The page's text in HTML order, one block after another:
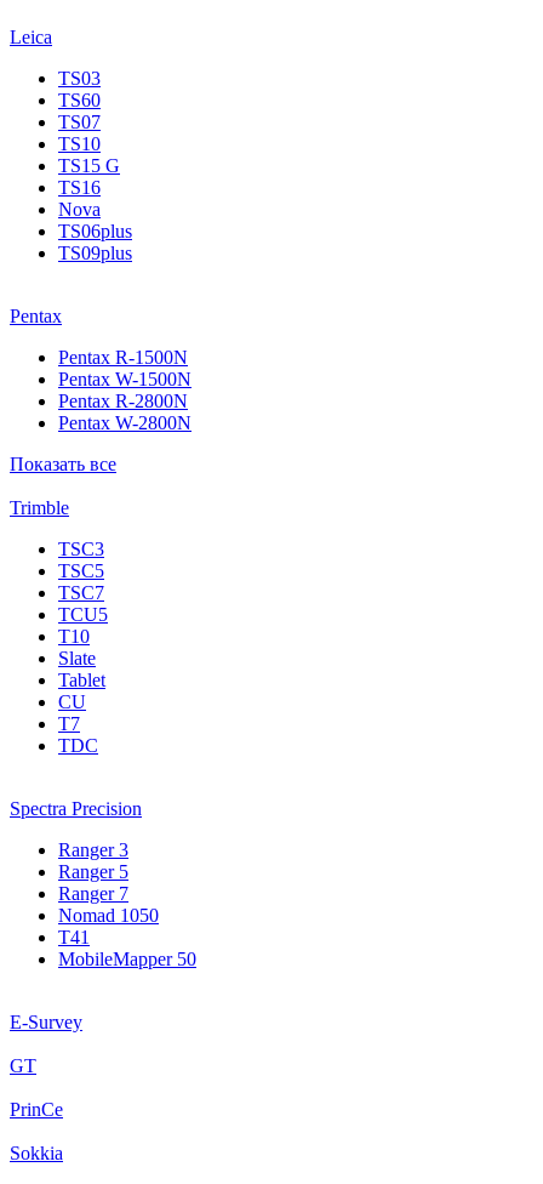
Leica
TS03
TS60
TS07
TS10
TS15 G
TS16
Nova
TS06plus
TS09plus
Pentax
Pentax R-1500N
Pentax W-1500N
Pentax R-2800N
Pentax W-2800N
Показать все
Trimble
TSC3
TSC5
TSC7
TCU5
T10
Slate
Tablet
CU
T7
TDC
Spectra Precision
Ranger 3
Ranger 5
Ranger 7
Nomad 1050
T41
MobileMapper 50
E-Survey
GT
PrinCe
Sokkia